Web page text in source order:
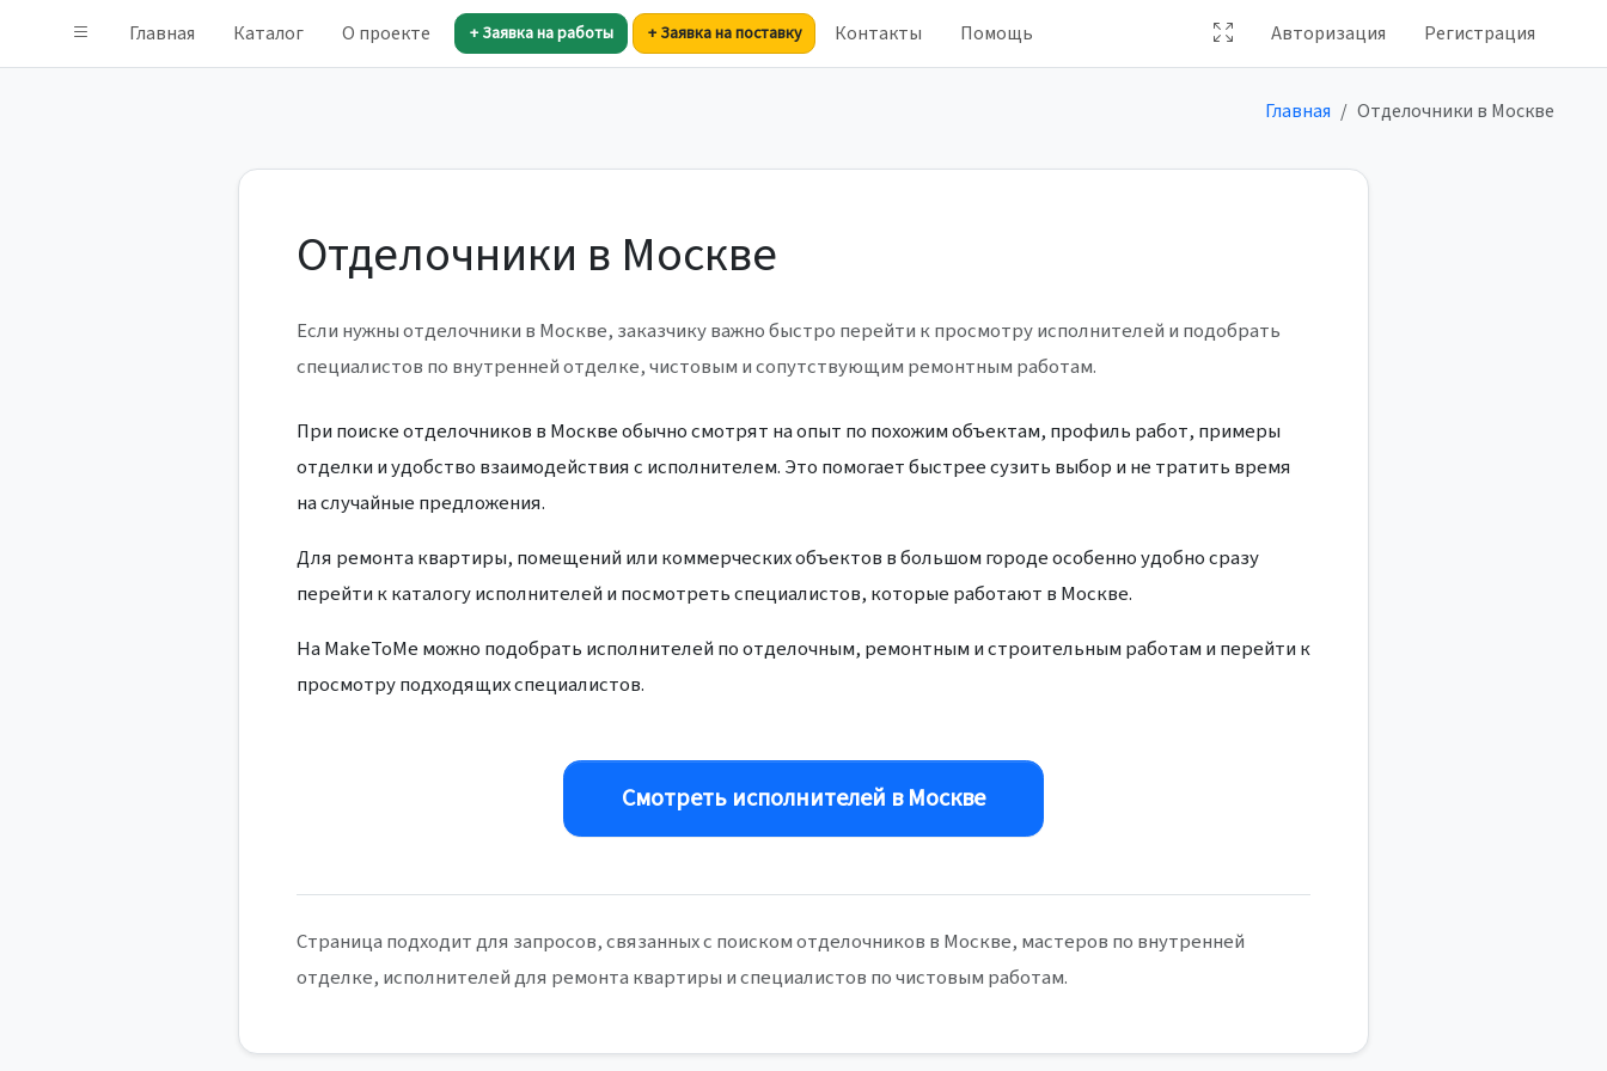
Главная Каталог О проекте + Заявка на работы + Заявка на поставку Контакты Помощь Авторизация Регистрация
Главная Отделочники в Москве
Отделочники в Москве
Если нужны отделочники в Москве, заказчику важно быстро перейти к просмотру исполнителей и подобрать
специалистов по внутренней отделке, чистовым и сопутствующим ремонтным работам.
При поиске отделочников в Москве обычно смотрят на опыт по похожим объектам, профиль работ, примеры
отделки и удобство взаимодействия с исполнителем. Это помогает быстрее сузить выбор и не тратить время
на случайные предложения.
Для ремонта квартиры, помещений или коммерческих объектов в большом городе особенно удобно сразу
перейти к каталогу исполнителей и посмотреть специалистов, которые работают в Москве.
На MakeToMe можно подобрать исполнителей по отделочным, ремонтным и строительным работам и перейти к
просмотру подходящих специалистов.
Смотреть исполнителей в Москве
Страница подходит для запросов, связанных с поиском отделочников в Москве, мастеров по внутренней
отделке, исполнителей для ремонта квартиры и специалистов по чистовым работам.